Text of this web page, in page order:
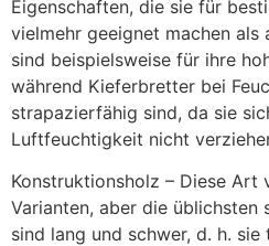
Eigenschaften, die sie für
vielmehr geeignet machen als
sind beispielsweise für ihre
während Kieferbretter bei
strapazierfähig sind, da sie
Luftfeuchtigkeit nicht
Konstruktionsholz – Diese
Varianten, aber die üblichsten
sind lang und schwer, d. h.